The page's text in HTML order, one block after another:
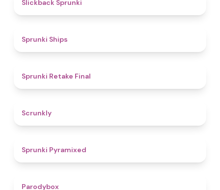
Slickback Sprunki
Sprunki Ships
Sprunki Retake Final
Scrunkly
Sprunki Pyramixed
Parodybox